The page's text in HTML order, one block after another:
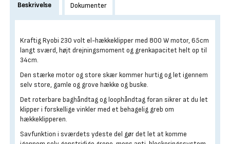
Beskrivelse Dokumenter
Kraftig Ryobi 230 volt el-hækkeklipper med 800 W motor, 65cm
langt sværd, højt drejningsmoment og grenkapacitet helt op til
34cm.
Den stærke motor og store skær kommer hurtig og let igennem
selv store, gamle og grove hække og buske.
Det roterbare baghåndtag og loophåndtag foran sikrer at du let
klipper i forskellige vinkler med et behagelig greb om
hækkeklipperen.
Savfunktion i sværdets ydeste del gør det let at komme